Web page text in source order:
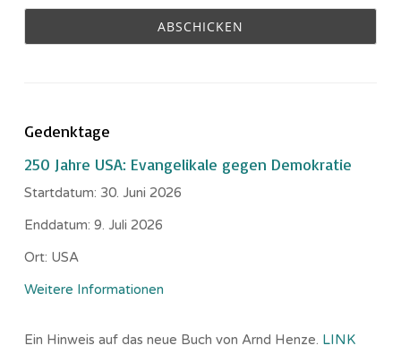
Gedenktage
250 Jahre USA: Evangelikale gegen Demokratie
Startdatum: 30. Juni 2026
Enddatum: 9. Juli 2026
Ort: USA
Weitere Informationen
Ein Hinweis auf das neue Buch von Arnd Henze. LINK